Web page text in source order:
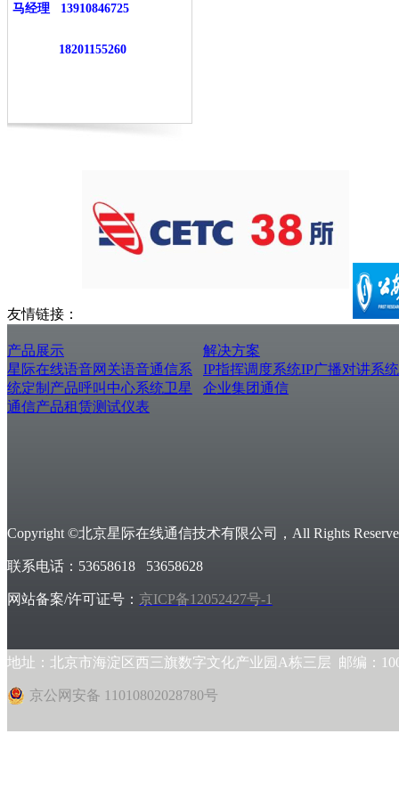
马经理 13910846725
18201155260
友情链接：
产品展示
星际在线语音网关语音通信系
统定制产品呼叫中心系统卫星
通信产品租赁测试仪表
解决方案
IP指挥调度系统IP广播对讲系统
企业集团通信
Copyright ©北京星际在线通信技术有限公司，All Rights
联系电话：53658618 53658628
网站备案/许可证号： 京ICP备12052427号-1
地址：北京市海淀区西三旗数字文化产业园A栋三层 邮编：
京公网安备 11010802028780号